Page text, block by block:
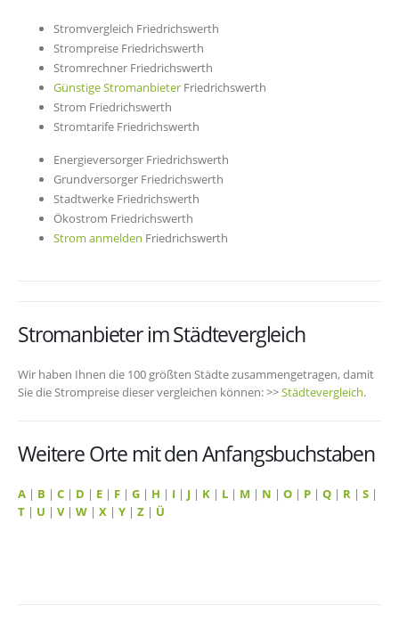
Stromvergleich Friedrichswerth
Strompreise Friedrichswerth
Stromrechner Friedrichswerth
Günstige Stromanbieter Friedrichswerth
Strom Friedrichswerth
Stromtarife Friedrichswerth
Energieversorger Friedrichswerth
Grundversorger Friedrichswerth
Stadtwerke Friedrichswerth
Ökostrom Friedrichswerth
Strom anmelden Friedrichswerth
Stromanbieter im Städtevergleich
Wir haben Ihnen die 100 größten Städte zusammengetragen, damit
Sie die Strompreise dieser vergleichen können: >>Städtevergleich.
Weitere Orte mit den Anfangsbuchstaben
A | B | C | D | E | F | G | H | I | J | K | L | M | N | O | P | Q | R | S |
T | U | V| W | X | Y | Z | Ü